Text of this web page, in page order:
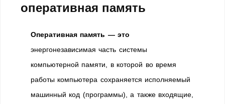
оперативная память
Оперативная память — это
энергонезависимая часть системы
компьютерной памяти, в которой во время
работы компьютера сохраняется исполняемый
машинный код (программы), а также входящие,